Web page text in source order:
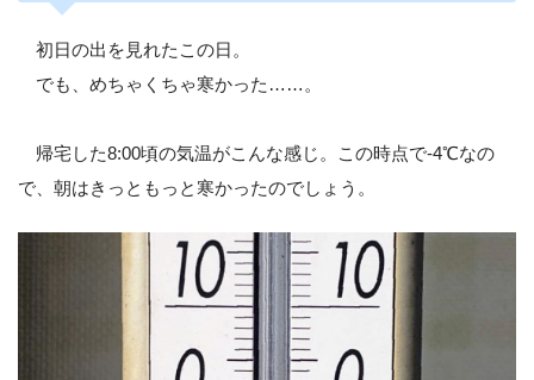
初日の出を見れたこの日。
でも、めちゃくちゃ寒かった……。
帰宅した8:00頃の気温がこんな感じ。この時点で-4℃なの
で、朝はきっともっと寒かったのでしょう。